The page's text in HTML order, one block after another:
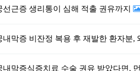
선근증 생리통이 심해 적출 권유까지
내막증 비잔정 복용 후 재발한 환자분,
내막증식증치료 수술 권유 받았다면,